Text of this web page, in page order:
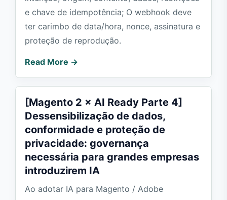
e chave de idempotência; O webhook deve
ter carimbo de data/hora, nonce, assinatura e
proteção de reprodução.
Read More →
[Magento 2 × AI Ready Parte 4]
Dessensibilização de dados,
conformidade e proteção de
privacidade: governança
necessária para grandes empresas
introduzirem IA
Ao adotar IA para Magento / Adobe